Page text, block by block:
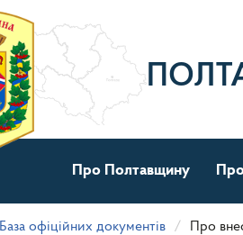
Про Полтавщину
База офіційних документів Про